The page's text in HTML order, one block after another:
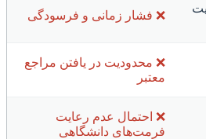
❌ فشار زمانی و فرسودگی
❌ محدودیت در یافتن مراجع
معتبر
❌ احتمال عدم رعایت
فرمت‌های دانشگاهی